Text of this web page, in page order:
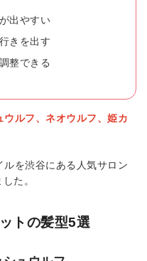
出やすい
きを出す
整できる
ルフ、ネオウルフ、姫カ
を渋谷にある人気サロン
た。
トの髪型5選